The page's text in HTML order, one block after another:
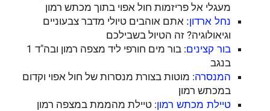
מעגלי אל פריזמות חול אפוי בתוך מכתש רמון
נחל ארדון: אתם אוהבים טיולי מדבר צבעוניים
וגיאולוגיה? זה הטיול בשבילכם
בור קצינים
: בור מים חורפי ליד מצפה רמון ובה"ד 1
בנגב
המנסרה: מוטות בצורת מנסרות של חול אפוי וקדום
במכתש רמון
טיילת מכתש רמון: טיילת מהממת במצפה רמון